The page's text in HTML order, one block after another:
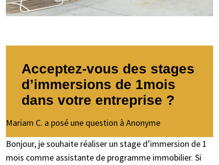
Acceptez-vous des stages
d’immersions de 1mois
dans votre entreprise ?
Mariam C. a posé une question à Anonyme
Bonjour, je souhaite réaliser un stage d’immersion de 1
mois comme assistante de programme immobilier. Si